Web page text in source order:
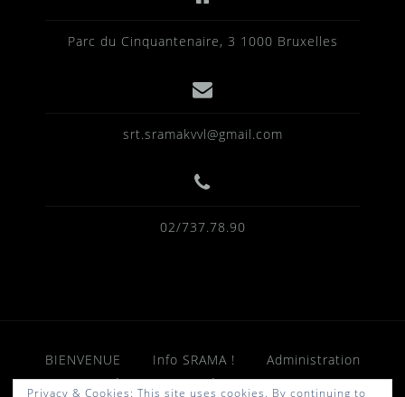
Parc du Cinquantenaire, 3 1000 Bruxelles
srt.sramakvvl@gmail.com
02/737.78.90
BIENVENUE Info SRAMA !
Administration
Activités
ACTIVITéS SRAMA en 2026
Privacy & Cookies: This site uses cookies. By continuing to